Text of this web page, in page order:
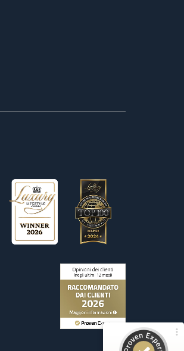
Recensioni ed esperienze dei clienti per
Wetag Consulting
ProvenExpert.com
ECCELLENTE
156
Recensioni su ProvenExpert.com